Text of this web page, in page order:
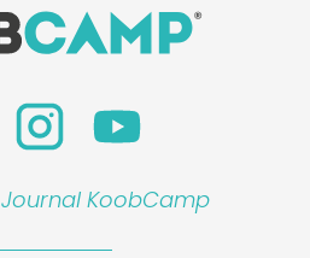
Journal KoobCamp